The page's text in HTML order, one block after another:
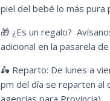
piel del bebé lo más pura
🎁 ¿Es un regalo?
adicional en la pasarela
🛵 Reparto: De lunes a
pm del día se reparten al